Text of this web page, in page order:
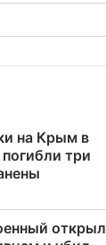
на Крым в
погибли три
открыл